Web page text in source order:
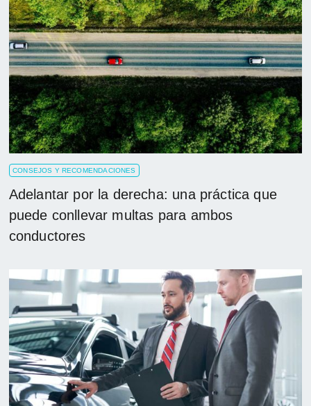
CONSEJOS Y RECOMENDACIONES
Adelantar por la derecha: una práctica que
puede conllevar multas para ambos
conductores